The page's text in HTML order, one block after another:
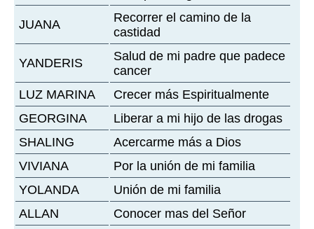
JUANA
Recorrer el camino de la
castidad
YANDERIS
Salud de mi padre que padece
cancer
LUZ MARINA
Crecer más Espiritualmente
GEORGINA
Liberar a mi hijo de las drogas
SHALING
Acercarme más a Dios
VIVIANA
Por la unión de mi familia
YOLANDA
Unión de mi familia
ALLAN
Conocer mas del Señor